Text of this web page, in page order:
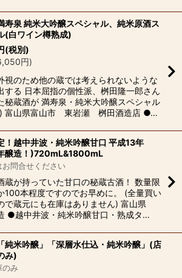
寿泉 純米大吟醸スペシャル、純米原酒ス
(白ワイン樽熟成)
(税別)
円)
視のため他の蔵では考えられないような
する 日本屈指の個性派、桝田隆一郎さん
秘蔵酒が 満寿泉・純米大吟醸スペシャル
) 富山県富山市 東岩瀬 桝田酒造店 ●…
！越中井波・純米吟醸甘口 平成13年
醸造！)720mL&1800mL
お問合せください
蔵が持っていた甘口の秘蔵古酒！ 数量限
100本程度ですのでお早めに。 (全量買い
で蔵元にも在庫はありません) 富山県
●越中井波・純米吟醸甘口・熟成タ…
純米吟醸」「深層水仕込・純米吟醸」(店
み)
のみ